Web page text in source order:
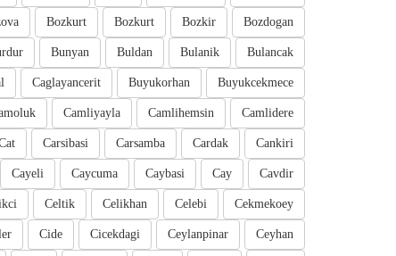
Bozdogan
Bozkir
Bozkurt
Bozkurt
Bulancak
Bulanik
Buldan
Bunyan
Buyukcekmece
Buyukorhan
Caglayancerit
Camlidere
Camlihemsin
Camliyayla
Cankiri
Cardak
Carsamba
Carsibasi
Cavdir
Cay
Caybasi
Caycuma
Cayeli
Cekmekoey
Celebi
Celikhan
Celtik
Ceyhan
Ceylanpinar
Cicekdagi
Cide